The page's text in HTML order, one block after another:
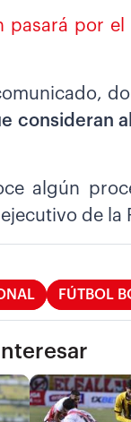
pasará por
consideran
algún
de la
FÚTBOL